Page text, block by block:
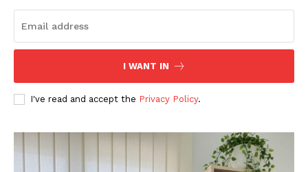
I WANT IN
I've read and accept the Privacy Policy.